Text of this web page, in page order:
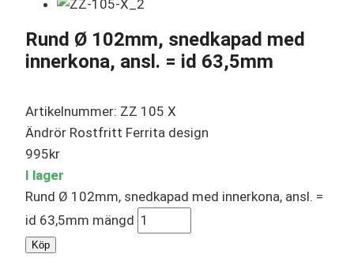
Rund Ø 102mm, snedkapad med
innerkona, ansl. = id 63,5mm
Artikelnummer: ZZ 105 X
Ändrör Rostfritt Ferrita design
995kr
I lager
Rund Ø 102mm, snedkapad med innerkona, ansl. =
id 63,5mm mängd
Köp